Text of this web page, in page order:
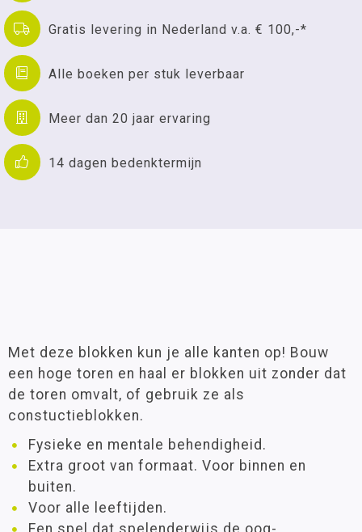
Gratis levering in Nederland v.a. € 100,-*
Alle boeken per stuk leverbaar
Meer dan 20 jaar ervaring
14 dagen bedenktermijn
Met deze blokken kun je alle kanten op! Bouw
een hoge toren en haal er blokken uit zonder dat
de toren omvalt, of gebruik ze als
constuctieblokken.
Fysieke en mentale behendigheid.
Extra groot van formaat. Voor binnen en
buiten.
Voor alle leeftijden.
Een spel dat spelenderwijs de oog-